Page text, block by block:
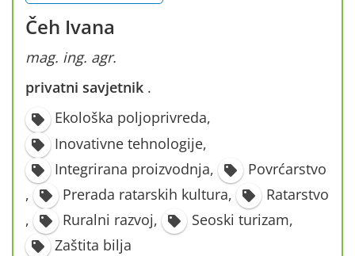
Čeh Ivana
mag. ing. agr.
privatni savjetnik ·
Ekološka poljoprivreda,
Inovativne tehnologije,
Integrirana proizvodnja,
Povrćarstvo
,
Prerada ratarskih kultura,
Ratarstvo
,
Ruralni razvoj, Seoski turizam,
Zaštita bilja